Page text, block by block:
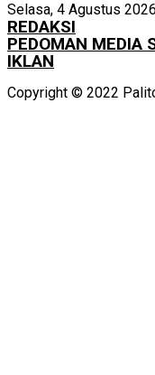
Selasa, 4 Agustus 2026
REDAKSI
PEDOMAN MEDIA
IKLAN
Copyright © 2022